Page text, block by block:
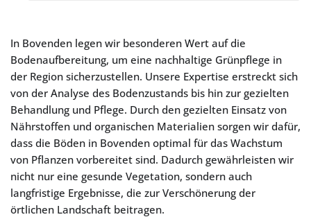
In Bovenden legen wir besonderen Wert auf die
Bodenaufbereitung, um eine nachhaltige Grünpflege in
der Region sicherzustellen. Unsere Expertise erstreckt sich
von der Analyse des Bodenzustands bis hin zur gezielten
Behandlung und Pflege. Durch den gezielten Einsatz von
Nährstoffen und organischen Materialien sorgen wir dafür,
dass die Böden in Bovenden optimal für das Wachstum
von Pflanzen vorbereitet sind. Dadurch gewährleisten wir
nicht nur eine gesunde Vegetation, sondern auch
langfristige Ergebnisse, die zur Verschönerung der
örtlichen Landschaft beitragen.